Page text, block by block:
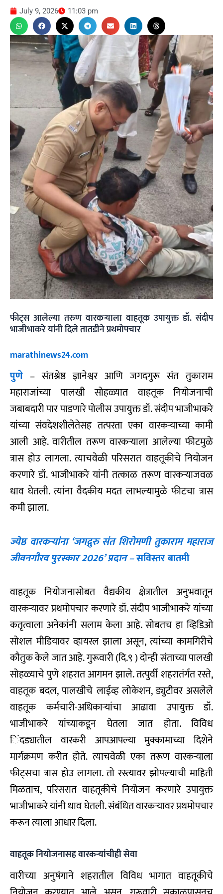
July 9, 2026 11:03 pm
फीट्स आलेल्या तरुण वारकऱ्याला वाहतूक उपायुक्त डॉ. संदीप
भाजीभाकरे यांनी दिले तातडीने प्रथमोपचार
marathinews24.com
पुणे – संतश्रेष्ठ ज्ञानेश्वर आणि जगदगुरू संत तुकाराम
महाराजांच्या पालखी सोहळ्यात वाहतूक नियोजनाची
जबाबदारी पार पाडणारे पोलीस उपायुक्त डॉ. संदीप भाजीभाकरे
यांच्या संवदेशशीलेतेसह तत्परता एका वारकर्‍याच्या कामी
आली आहे. वारीतील तरूण वारकर्‍याला आलेल्या फीटमुळे
त्रास होउ लागला. त्याचवेळी परिसरात वाहतूकीचे नियोजन
करणारे डॉ. भाजीभाकरे यांनी तत्काळ तरूण वारकर्‍याजवळ
धाव घेतली. त्यांना वैदकीय मदत लाभल्यामुळे फीटचा त्रास
कमी झाला.
ज्येष्ठ वारकऱ्यांना ‘जगद्गुरु संत शिरोमणी तुकाराम महाराज
जीवनगौरव पुरस्कार 2026’ प्रदान –सविस्तर बातमी
वाहतूक नियोजनासोबत वैद्यकीय क्षेत्रातील अनुभवातून
वारकर्‍यावर प्रथमोपचार करणारे डॉ. संदीप भाजीभाकरे यांच्या
कतृत्वाला अनेकांनी सलाम केला आहे. सोबतच हा व्हिडिओ
सोशल मीडियावर व्हायरल झाला असून, त्यांच्या कामगिरीचे
कौतुक केले जात आहे. गुरूवारी (दि.९ ) दोन्ही संताच्या पालखी
सोहळ्याचे पुणे शहरात आगमन झाले. तत्पुर्वी शहरातंर्गत रस्ते,
वाहतूक बदल, पालखीचे लाईव्ह लोकेशन, ड्युटीवर असलेले
वाहतूक कर्मचारी-अधिकार्‍यांचा आढावा उपायुक्त डॉ.
भाजीभाकरे यांच्याकडून घेतला जात होता. विविध
िंदड्यातील वारकरी आपआपल्या मुक्कामाच्या दिशेने
मार्गक्रमण करीत होते. त्याचवेळी एका तरूण वारकर्‍याला
फीट्सचा त्रास होउ लागला. तो रस्त्यावर झोपल्याची माहिती
मिळताच, परिसरात वाहतूकीचे नियोजन करणारे उपायुक्त
भाजीभाकरे यांनी धाव घेतली. संबंधित वारकर्‍यावर प्रथमोपचार
करून त्याला आधार दिला.
वाहतूक नियोजनासह वारकर्‍यांचीही सेवा
वारीच्या अनुषंगाने शहरातील विविध भागात वाहतूकीचे